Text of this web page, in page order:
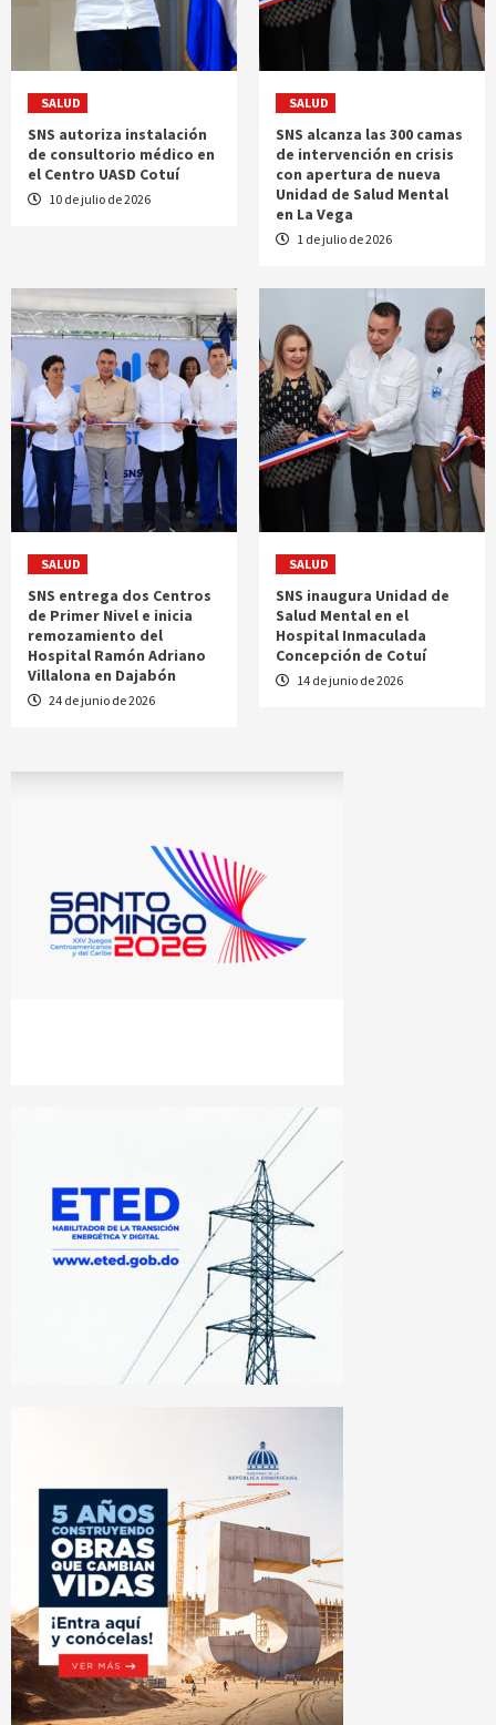
SALUD
SNS autoriza instalación
de consultorio médico en
el Centro UASD Cotuí
10 de julio de 2026
SALUD
SNS alcanza las 300 camas
de intervención en crisis
con apertura de nueva
Unidad de Salud Mental
en La Vega
1 de julio de 2026
SALUD
SNS entrega dos Centros
de Primer Nivel e inicia
remozamiento del
Hospital Ramón Adriano
Villalona en Dajabón
24 de junio de 2026
SALUD
SNS inaugura Unidad de
Salud Mental en el
Hospital Inmaculada
Concepción de Cotuí
14 de junio de 2026